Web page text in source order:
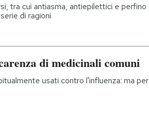
tra cui antiasma, antiepilettici e perfino
di ragioni
di medicinali comuni
usati contro l'influenza: ma